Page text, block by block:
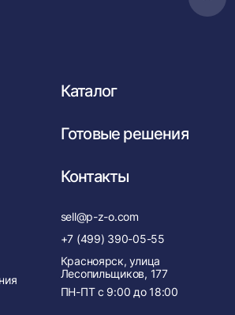
в
Каталог
Готовые решения
Контакты
sell@p-z-o.com
+7 (499) 390-05-55
Красноярск, улица
Лесопильщиков, 177
ПН-ПТ с 9:00 до 18:00